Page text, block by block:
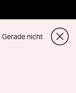
Gerade nicht